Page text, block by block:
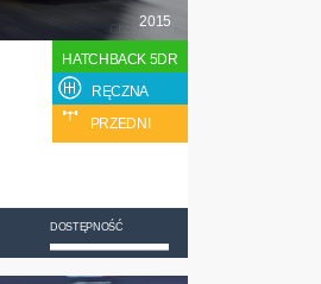
2015
HATCHBACK 5DR
RĘCZNA
PRZEDNI
DOSTĘPNOŚĆ